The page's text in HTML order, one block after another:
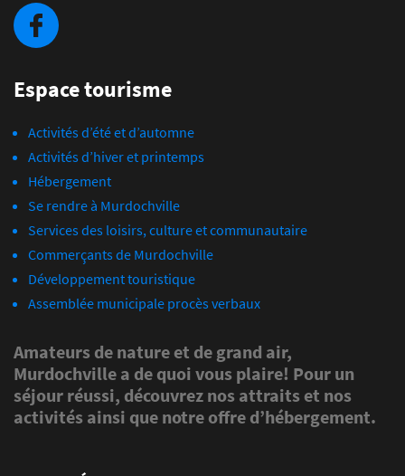
Espace tourisme
Activités d’été et d’automne
Activités d’hiver et printemps
Hébergement
Se rendre à Murdochville
Services des loisirs, culture et communautaire
Commerçants de Murdochville
Développement touristique
Assemblée municipale procès verbaux
Amateurs de nature et de grand air,
Murdochville a de quoi vous plaire! Pour un
séjour réussi, découvrez nos attraits et nos
activités ainsi que notre offre d’hébergement.